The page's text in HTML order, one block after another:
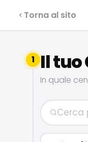
SERVIZI
Torna al sito
1 Il tuo
In quale